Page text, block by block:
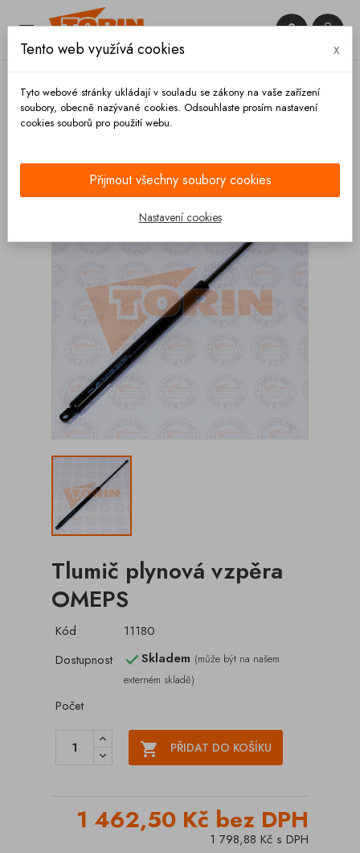
 

Tlumič plynová vzpěra
OMEPS
Kód
11180
Dostupnost
Skladem (může být na našem
externém skladě)
Počet
 PŘIDAT DO KOŠÍKU
1 462,50 Kč bez DPH
1 798,88 Kč s DPH
Tento web využívá cookies x
Tyto webové stránky ukládají v souladu se zákony na vaše zařízení
soubory, obecně nazývané cookies. Odsouhlaste prosím nastavení
cookies souborů pro použití webu.
Přijmout všechny soubory cookies
Nastavení cookies